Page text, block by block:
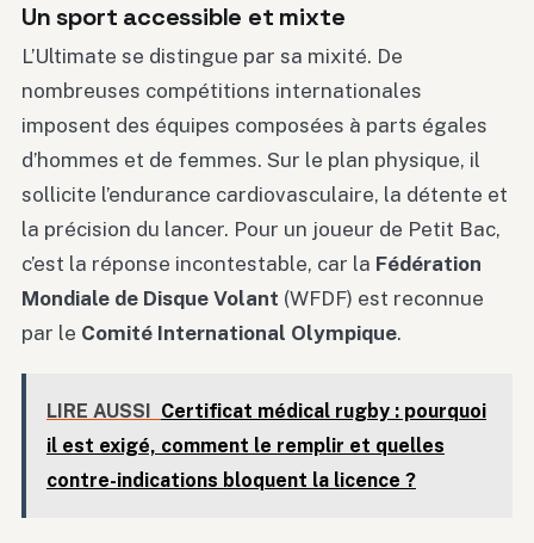
Un sport accessible et mixte
L’Ultimate se distingue par sa mixité. De
nombreuses compétitions internationales
imposent des équipes composées à parts égales
d’hommes et de femmes. Sur le plan physique, il
sollicite l’endurance cardiovasculaire, la détente et
la précision du lancer. Pour un joueur de Petit Bac,
c’est la réponse incontestable, car la Fédération
Mondiale de Disque Volant (WFDF) est reconnue
par le Comité International Olympique.
LIRE AUSSI Certificat médical rugby : pourquoi
il est exigé, comment le remplir et quelles
contre-indications bloquent la licence ?